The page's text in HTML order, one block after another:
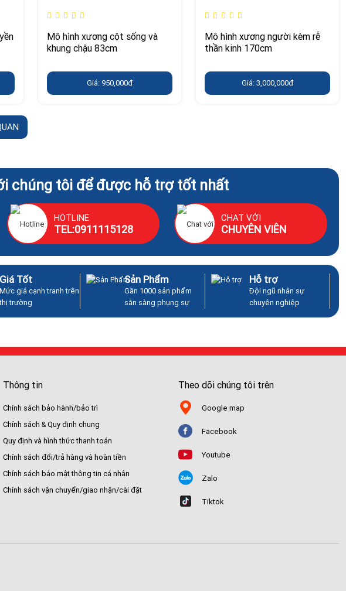
Mô hình xương cột sống và
khung chậu 83cm
Giá: 950,000đ
Mô hình xương người kèm rễ
thần kinh 170cm
Giá: 3,000,000đ
chúng tôi để được hỗ trợ tốt nhất
HOTLINE
TEL:0911115128
CHAT VỚI
CHUYÊN VIÊN
Giá Tốt
Mức giá cạnh tranh trên
thị trường
Sản Phẩm
Gần 1000 sản phẩm
sẵn sàng phụng sự
Hỗ trợ
Đội ngũ nhân sự
chuyên nghiệp
Thông tin
Chính sách bảo hành/bảo trì
Chính sách & Quy định chung
Quy định và hình thức thanh toán
Chính sách đổi/trả hàng và hoàn tiền
Chính sách bảo mật thông tin cá nhân
Chính sách vận chuyển/giao nhận/cài đặt
Theo dõi chúng tôi trên
Google map
Facebook
Youtube
Zalo
Tiktok